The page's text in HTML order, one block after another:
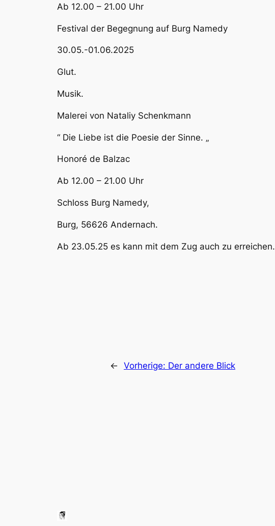
Ab 12.00 – 21.00 Uhr
Festival der Begegnung auf Burg Namedy
30.05.-01.06.2025
Glut.
Musik.
Malerei von Nataliy Schenkmann
“ Die Liebe ist die Poesie der Sinne. „
Honoré de Balzac
Ab 12.00 – 21.00 Uhr
Schloss Burg Namedy,
Burg, 56626 Andernach.
Ab 23.05.25 es kann mit dem Zug auch zu erreichen.
← Vorherige: Der andere Blick